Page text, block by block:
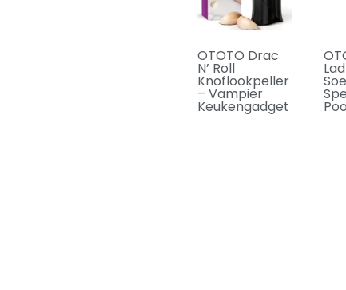
OTOTO Drac
N’ Roll
Knoflookpeller
– Vampier
Keukengadget